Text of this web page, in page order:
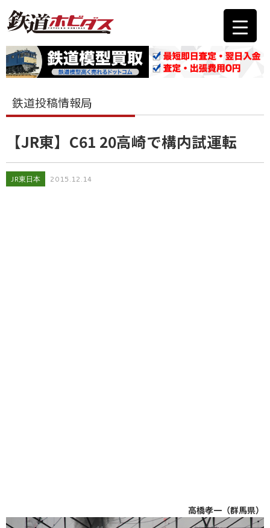
鉄道投稿情報局
【JR東】C61 20高崎で構内試運転
JR東日本 2015.12.14
高橋孝一（群馬県）